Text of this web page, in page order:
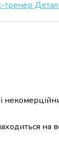
тренер
на